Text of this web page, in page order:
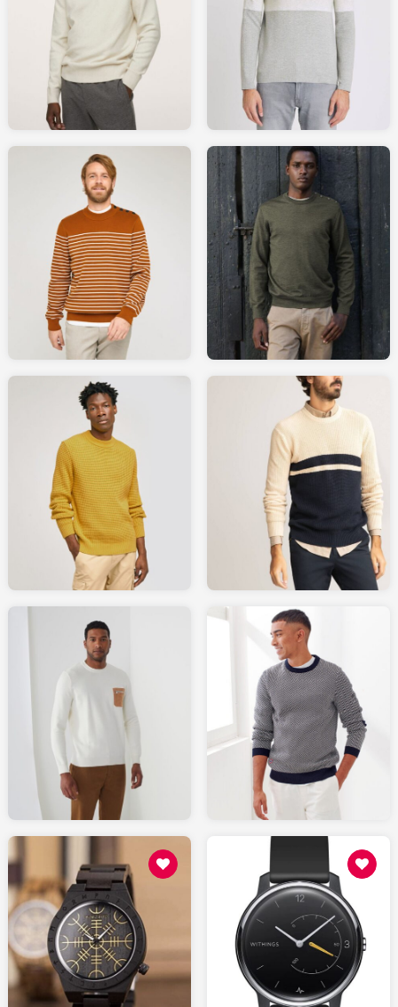
MANGO.com
LAREDOUTE.fr
39.99
JULES.com BALIBARIS.com
49.99
JULES.com
29.99
LAREDOUTE.fr
IZAC.fr
159.00
LESLIPFRANCAIS.fr
50.00
99.95